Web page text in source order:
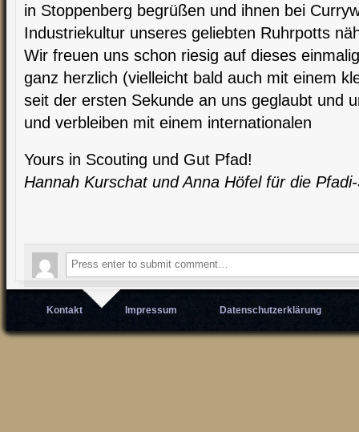
in Stoppenberg begrüßen und ihnen bei
Industriekultur unseres geliebten Ruhrpotts
Wir freuen uns schon riesig auf dieses
ganz herzlich (vielleicht bald auch mit einem
seit der ersten Sekunde an uns geglaubt und
und verbleiben mit einem internationalen
Yours in Scouting und Gut Pfad!
Hannah Kurschat und Anna Höfel für die
Kontakt Impressum Datenschutzerklärung